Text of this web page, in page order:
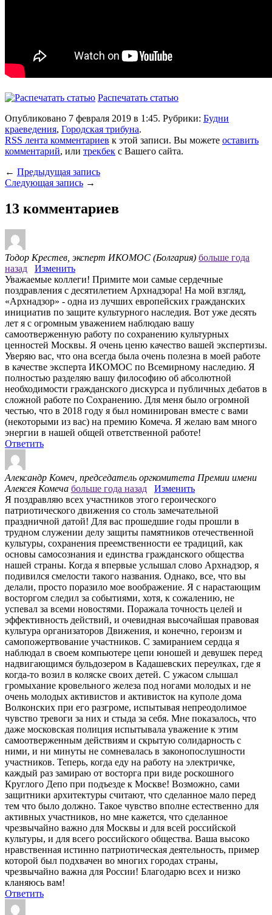
Распечатать статью
Опубликовано 7 февраля 2019 в 1:45. Рубрики: Будни
краеведения, Городская трибуна.
RSS лента комментариев к этой записи. Вы можете оставить
комментарий, или трекбек с Вашего сайта.
← Предыдущая запись
Следующая запись →
13 комментариев
Тодор Крестев, эксперт ИКОМОС (Болгария) больше года
назад
Изменить
Уважаемые коллеги! Примите мои самые сердечные
поздравления с десятилетием Архнадзора! На мой взгляд,
«Архнадзор» - одна из лучших европейских гражданских
инициатив по защите культурного наследия. Вот уже десять
лет я с огромным уважением наблюдаю вашу
самоотверженную работу по сохранению культурных
ценностей Москвы. Я очень ценю качество вашей экспертизы.
Уверяю вас, что она всегда была очень полезна в моей работе
в качестве эксперта ИКОМОС по Всемирному наследию. Я
полностью разделяю вашу философию об абсолютной
необходимости гражданского дискурса и публичных дебатов в
сложной работе по Сохранению. Для меня было огромной
честью, что в 2018 году я был номинирован вместе с вами
(некоторыми из вас) на премию Комеча. Я желаю вам много
энергии в нашей общей ответственной работе!
Ответить
Александр Комеч, председатель оргкомитета Премии имени
Алексея Комеча больше года назад
Изменить
Я поздравляю всех участников этого героического
патриотического движения со столь замечательной
праздничной датой! Для вас прошедшие годы прошли в
трудном служении делу защиты памятников отечественной
культуры, сохранения преемственности ее традиций, как
основы самосознания и единства гражданского общества
нашей страны. Когда я впервые услышал слово Архнадзор, я
подивился смелости такого названия. Однако, все, что вы
делали, просто поразило мое воображение. Я с нарастающим
восторгом следил за событиями, хотя, к сожалению, не
успевал за всеми новостями. Поражала точность целей и
эффективность действий, и очевидная высочайшая правовая
культура организаторов Движения, и конечно, героизм и
самопожертвование участников. С замиранием сердца я
наблюдал в своем компьютере цепи юношей и девушек перед
надвигающимся бульдозером в Кадашевских переулках, где я
когда-то возил в коляске своих детей. С ужасом слышал
громыхание кровельного железа под ногами молодых и не
очень молодых активистов и активисток на куполе дома
Волконских при его разгроме, испытывая непреодолимое
чувство тревоги за них и стыда за себя. Мне показалось, что
даже московская полиция испытывала уважение к этим
самоотверженным действиям и скрытую солидарность с
ними, и ни минуты не сомневалась в законопослушности
участников. Теперь, когда еду на работу на электричке,
каждый раз замираю от восторга при виде роскошного
Круглого Депо при подъезде к Москве! Возможно, сами
защитники архитектуры считают, что сделанное мало перед
тем что было должно. Такое чувство вполне естественно для
активных участников, но мне кажется, что сделанное
чрезвычайно важно для Москвы и для всей российской
культуры, и для всего российского общества. Ваша высоко
нравственная истинно патриотическая деятельность, пример
которой был подхвачен во многих городах страны,
чрезвычайно важна для России! Благодарю всех и низко
кланяюсь вам!
Ответить